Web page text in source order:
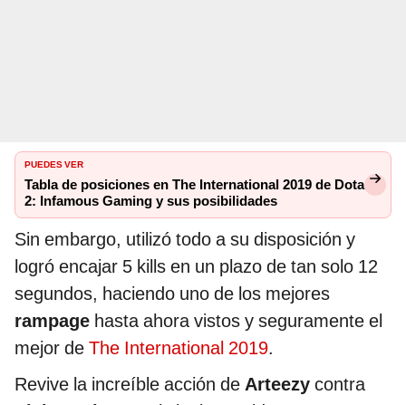
PUEDES VER
Tabla de posiciones en The International 2019 de Dota
2: Infamous Gaming y sus posibilidades
Sin embargo, utilizó todo a su disposición y
logró encajar 5 kills en un plazo de tan solo 12
segundos, haciendo uno de los mejores
rampage hasta ahora vistos y seguramente el
mejor de The International 2019.
Revive la increíble acción de Arteezy contra